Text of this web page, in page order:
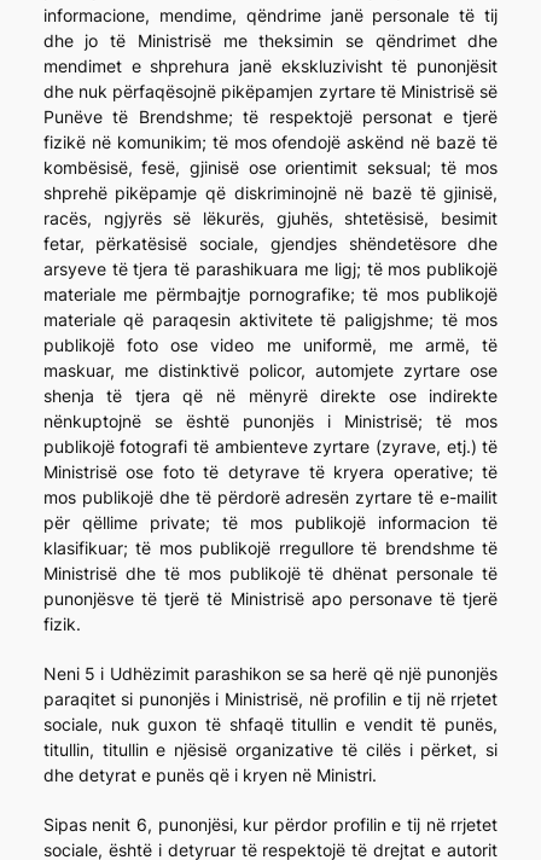
informacione, mendime, qëndrime janë personale të tij
dhe jo të Ministrisë me theksimin se qëndrimet dhe
mendimet e shprehura janë ekskluzivisht të punonjësit
dhe nuk përfaqësojnë pikëpamjen zyrtare të Ministrisë së
Punëve të Brendshme; të respektojë personat e tjerë
fizikë në komunikim; të mos ofendojë askënd në bazë të
kombësisë, fesë, gjinisë ose orientimit seksual; të mos
shprehë pikëpamje që diskriminojnë në bazë të gjinisë,
racës, ngjyrës së lëkurës, gjuhës, shtetësisë, besimit
fetar, përkatësisë sociale, gjendjes shëndetësore dhe
arsyeve të tjera të parashikuara me ligj; të mos publikojë
materiale me përmbajtje pornografike; të mos publikojë
materiale që paraqesin aktivitete të paligjshme; të mos
publikojë foto ose video me uniformë, me armë, të
maskuar, me distinktivë policor, automjete zyrtare ose
shenja të tjera që në mënyrë direkte ose indirekte
nënkuptojnë se është punonjës i Ministrisë; të mos
publikojë fotografi të ambienteve zyrtare (zyrave, etj.) të
Ministrisë ose foto të detyrave të kryera operative; të
mos publikojë dhe të përdorë adresën zyrtare të e-mailit
për qëllime private; të mos publikojë informacion të
klasifikuar; të mos publikojë rregullore të brendshme të
Ministrisë dhe të mos publikojë të dhënat personale të
punonjësve të tjerë të Ministrisë apo personave të tjerë
fizik.
Neni 5 i Udhëzimit parashikon se sa herë që një punonjës
paraqitet si punonjës i Ministrisë, në profilin e tij në rrjetet
sociale, nuk guxon të shfaqë titullin e vendit të punës,
titullin, titullin e njësisë organizative të cilës i përket, si
dhe detyrat e punës që i kryen në Ministri.
Sipas nenit 6, punonjësi, kur përdor profilin e tij në rrjetet
sociale, është i detyruar të respektojë të drejtat e autorit